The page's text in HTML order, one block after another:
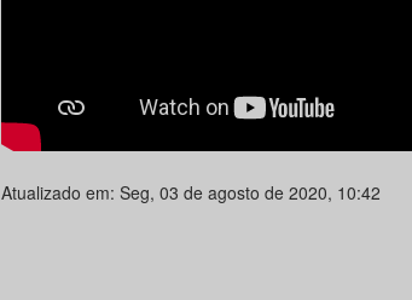
Atualizado em: Seg, 03 de agosto de 2020, 10:42